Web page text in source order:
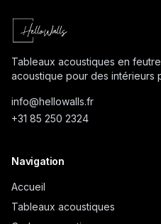
Tableaux acoustiques en
acoustique pour des intérieurs
info@hellowalls.fr
+31 85 250 2324
Navigation
Accueil
Tableaux acoustiques